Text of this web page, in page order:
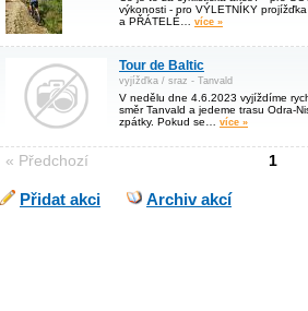
výkonosti - pro VÝLETNÍKY
a PŘÁTELÉ… více »
Tour de Baltic
vyjížďka / sraz - Tanvald
V nedělu dne 4.6.2023 vyjíždíme
směr Tanvald a jedeme trasu Odra-
zpátky. Pokud se… více »
« Předchozí 1
Přidat akci Archiv akcí